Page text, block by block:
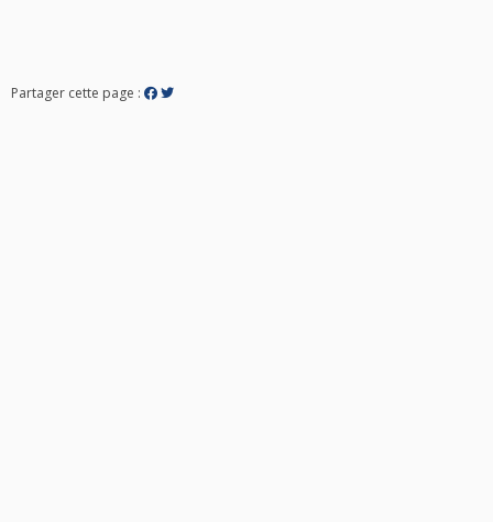
Partager cette page :